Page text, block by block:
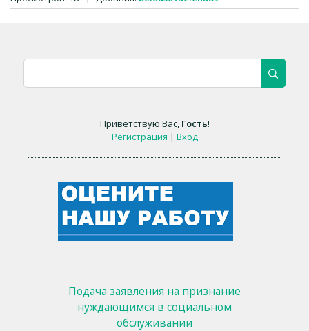
Приветствую Вас, Гость!
Регистрация | Вход
Подача заявления на признание
нуждающимся в социальном
обслуживании